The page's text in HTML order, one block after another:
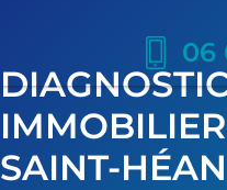
06
SAINT-